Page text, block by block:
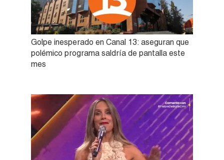
Golpe inesperado en Canal 13: aseguran que
polémico programa saldría de pantalla este
mes